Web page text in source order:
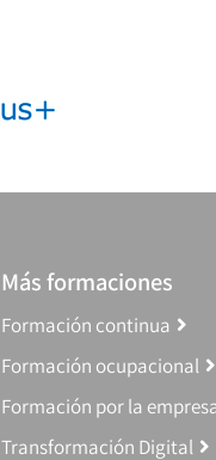
Más formaciones
Formación continua
Formación ocupacional
Formación por la
Transformación Digital